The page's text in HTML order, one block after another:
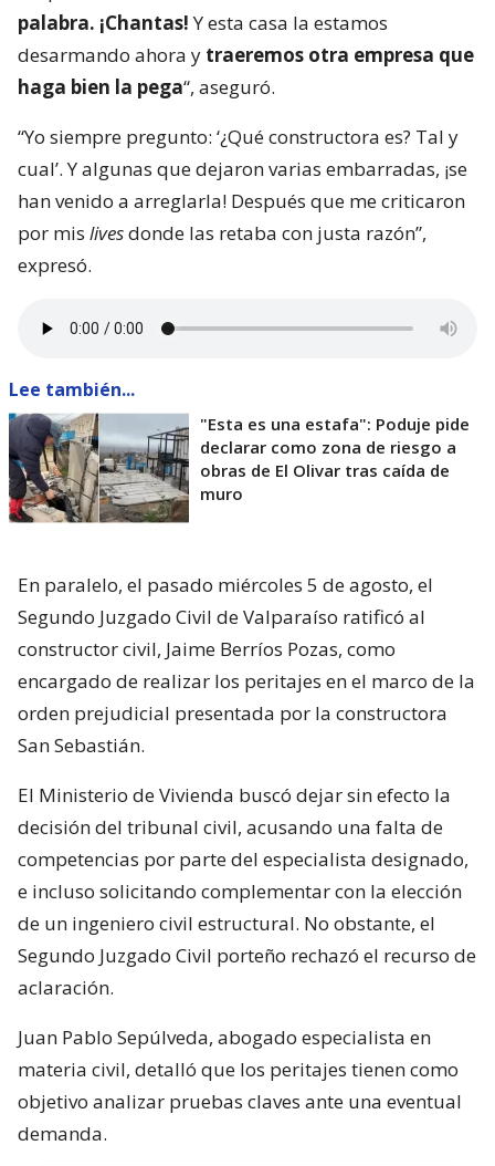
palabra. ¡Chantas!Y esta casa la estamos
desarmando ahora y traeremos otra empresa que
haga bien la pega“, aseguró.
“Yo siempre pregunto: ‘¿Qué constructora es? Tal y
cual’. Y algunas que dejaron varias embarradas, ¡se
han venido a arreglarla! Después que me criticaron
por mis livesdonde las retaba con justa razón”,
expresó.
Lee también...
"Esta es una estafa": Poduje pide
declarar como zona de riesgo a
obras de El Olivar tras caída de
muro
En paralelo, el pasado miércoles 5 de agosto, el
Segundo Juzgado Civil de Valparaíso ratificó al
constructor civil, Jaime Berríos Pozas, como
encargado de realizar los peritajes en el marco de la
orden prejudicial presentada por la constructora
San Sebastián.
El Ministerio de Vivienda buscó dejar sin efecto la
decisión del tribunal civil, acusando una falta de
competencias por parte del especialista designado,
e incluso solicitando complementar con la elección
de un ingeniero civil estructural. No obstante, el
Segundo Juzgado Civil porteño rechazó el recurso de
aclaración.
Juan Pablo Sepúlveda, abogado especialista en
materia civil, detalló que los peritajes tienen como
objetivo analizar pruebas claves ante una eventual
demanda.